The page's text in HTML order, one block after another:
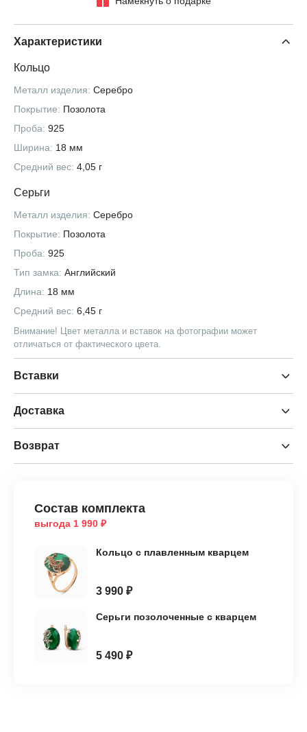
Характеристики
Кольцо
Металл изделия: Серебро
Покрытие: Позолота
Проба: 925
Ширина: 18 мм
Средний вес: 4,05 г
Серьги
Металл изделия: Серебро
Покрытие: Позолота
Проба: 925
Тип замка: Английский
Длина: 18 мм
Средний вес: 6,45 г
Внимание! Цвет металла и вставок на фотографии может
отличаться от фактического цвета.
Вставки
Доставка
Возврат
Состав комплекта
выгода 1 990 ₽
Кольцо с плавленным кварцем
3 990 ₽
Серьги позолоченные с кварцем
5 490 ₽